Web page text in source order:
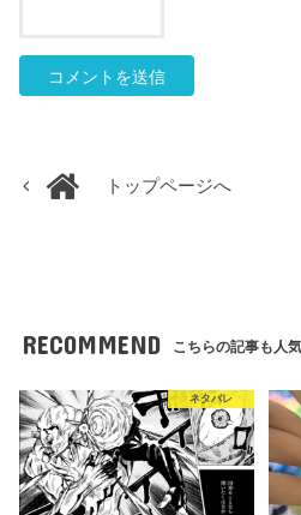
トップページへ
RECOMMEND こちらの記事も人気
ネタバレ